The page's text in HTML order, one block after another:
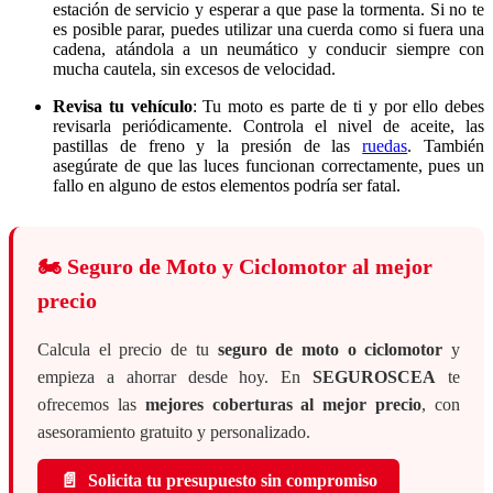
estación de servicio y esperar a que pase la tormenta. Si no te
es posible parar, puedes utilizar una cuerda como si fuera una
cadena, atándola a un neumático y conducir siempre con
mucha cautela, sin excesos de velocidad.
Revisa tu vehículo: Tu moto es parte de ti y por ello debes
revisarla periódicamente. Controla el nivel de aceite, las
pastillas de freno y la presión de lasruedas. También
asegúrate de que las luces funcionan correctamente, pues un
fallo en alguno de estos elementos podría ser fatal.
🏍️ Seguro de Moto y Ciclomotor al mejor
precio
Calcula el precio de tu seguro de moto o ciclomotor y
empieza a ahorrar desde hoy. EnSEGUROSCEA te
ofrecemos las mejores coberturas al mejor precio, con
asesoramiento gratuito y personalizado.
📄 Solicita tu presupuesto sin compromiso